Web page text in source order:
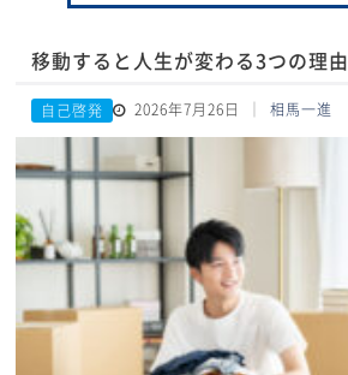
移動すると人生が変わる3つの理由
自己啓発 2026年7月26日 相馬一進